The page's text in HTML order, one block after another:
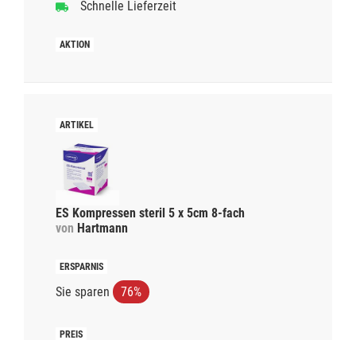
Schnelle Lieferzeit
ES Kompressen steril 5 x 5cm 8-fach
von Hartmann
Sie sparen 76%